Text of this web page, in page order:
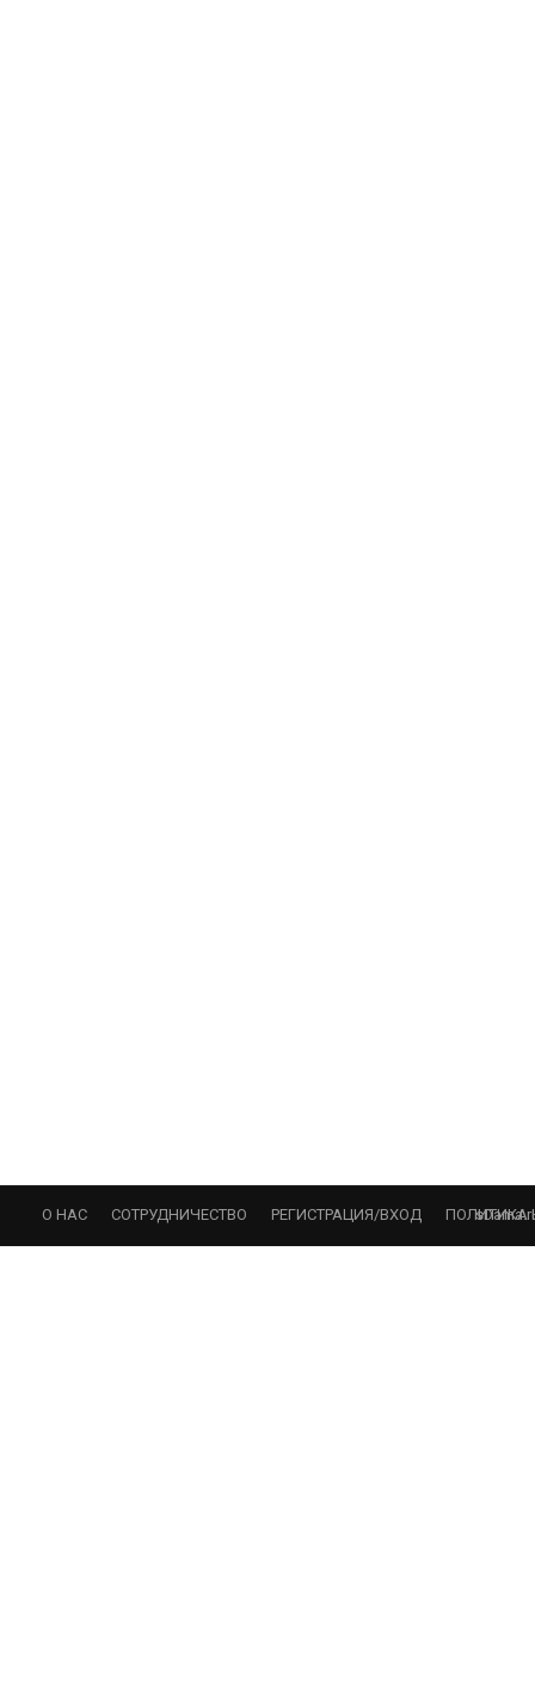
О НАС СОТРУДНИЧЕСТВО РЕГИСТРАЦИЯ/ВХОД ПОЛИТИКА